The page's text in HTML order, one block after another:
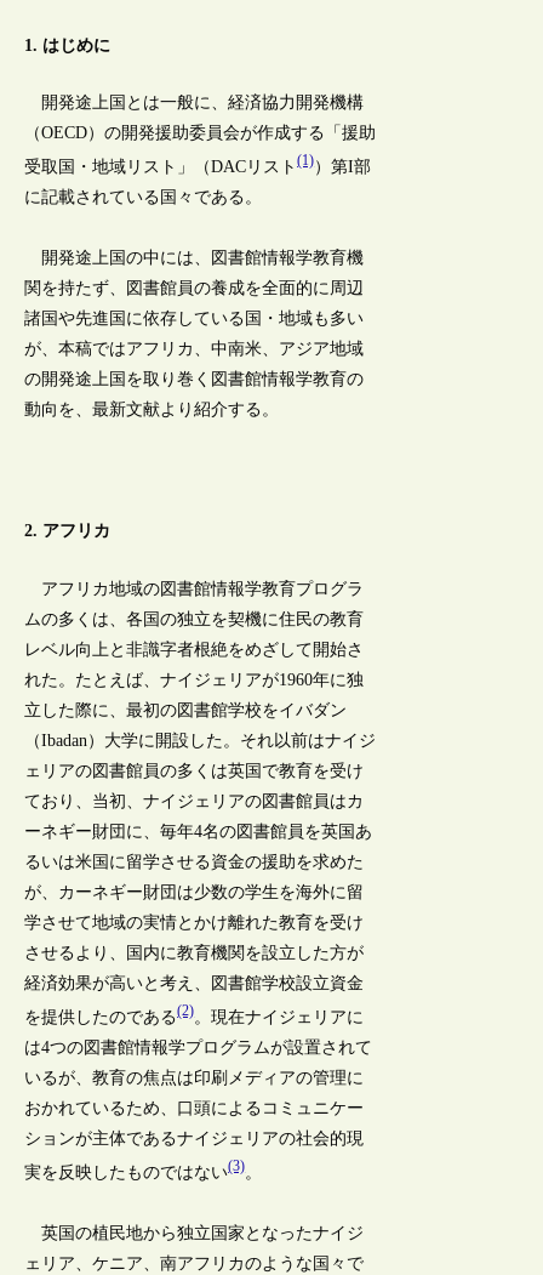
1. はじめに
開発途上国とは一般に、経済協力開発機構
（OECD）の開発援助委員会が作成する「援助
受取国・地域リスト」（DACリスト(1)）第I部
に記載されている国々である。
開発途上国の中には、図書館情報学教育機
関を持たず、図書館員の養成を全面的に周辺
諸国や先進国に依存している国・地域も多い
が、本稿ではアフリカ、中南米、アジア地域
の開発途上国を取り巻く図書館情報学教育の
動向を、最新文献より紹介する。
2. アフリカ
アフリカ地域の図書館情報学教育プログラ
ムの多くは、各国の独立を契機に住民の教育
レベル向上と非識字者根絶をめざして開始さ
れた。たとえば、ナイジェリアが1960年に独
立した際に、最初の図書館学校をイバダン
（Ibadan）大学に開設した。それ以前はナイジ
ェリアの図書館員の多くは英国で教育を受け
ており、当初、ナイジェリアの図書館員はカ
ーネギー財団に、毎年4名の図書館員を英国あ
るいは米国に留学させる資金の援助を求めた
が、カーネギー財団は少数の学生を海外に留
学させて地域の実情とかけ離れた教育を受け
させるより、国内に教育機関を設立した方が
経済効果が高いと考え、図書館学校設立資金
を提供したのである(2)。現在ナイジェリアに
は4つの図書館情報学プログラムが設置されて
いるが、教育の焦点は印刷メディアの管理に
おかれているため、口頭によるコミュニケー
ションが主体であるナイジェリアの社会的現
実を反映したものではない(3)。
英国の植民地から独立国家となったナイジ
ェリア、ケニア、南アフリカのような国々で